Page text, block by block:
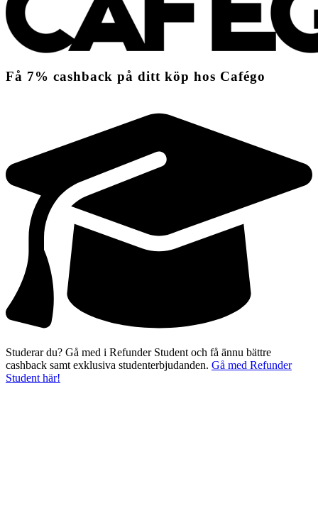
Få 7% cashback på ditt köp hos Cafégo
Studerar du? Gå med i Refunder Student och få ännu bättre
cashback samt exklusiva studenterbjudanden. Gå med Refunder
Student här!